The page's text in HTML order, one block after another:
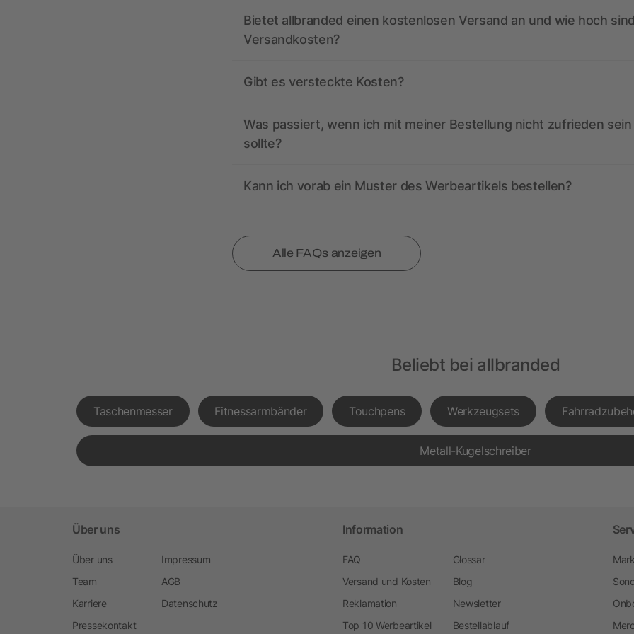
Bietet allbranded einen kostenlosen Versand an und wie hoch
Versandkosten?
Gibt es versteckte Kosten?
Was passiert, wenn ich mit meiner Bestellung nicht zufrieden sein
sollte?
Kann ich vorab ein Muster des Werbeartikels bestellen?
Alle FAQs anzeigen
Beliebt bei allbranded
Taschenmesser Fitnessarmbänder Touchpens Werkzeugsets
Metall-Kugelschreiber
Über uns
Über uns
Team
Karriere
Pressekontakt
Impressum
AGB
Datenschutz
Information
FAQ
Versand und Kosten
Reklamation
Top 10 Werbeartikel
Glossar
Blog
Newsletter
Bestellablauf